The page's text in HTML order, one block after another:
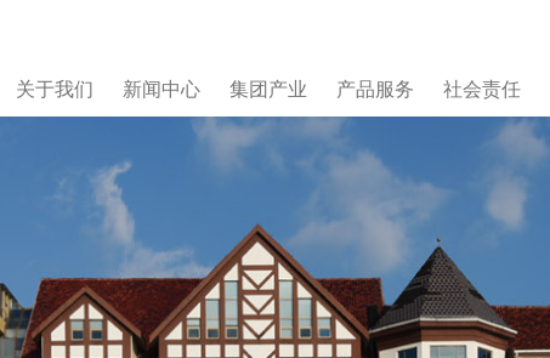
关于我们 新闻中心 集团产业 产品服务 社会责任